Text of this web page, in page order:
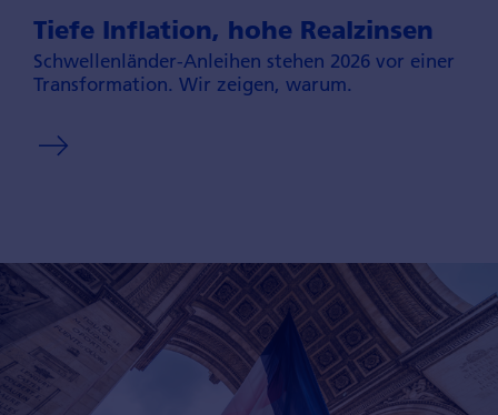
Tiefe Inflation, hohe Realzinsen
Schwellenländer-Anleihen stehen 2026 vor einer
Transformation. Wir zeigen, warum.